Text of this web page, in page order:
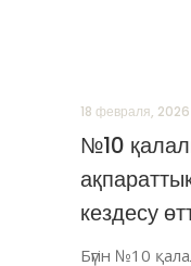
18 февраля, 2026
№10
кездесу
Бүгін №10